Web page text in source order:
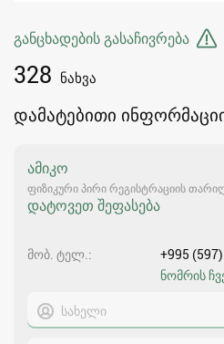
განცხადების გასაჩივრება
328 ნახვა
დამატებითი
ამიკო
ფიზიკური პირი რეგისტრაციის
დატოვეთ შეფასება
მობ. ტელ.
+995
ნომრის